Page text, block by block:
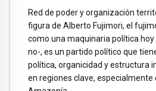
Red de poder y organización
figura de Alberto Fujimori, el
como una maquinaria política hoy
no-, es un partido político que
política, organicidad y estructura
en regiones clave, especialmente